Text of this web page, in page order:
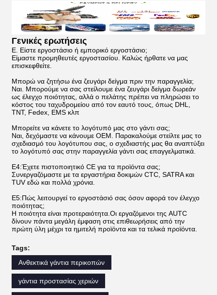
Γενικές ερωτήσεις
Ε. Είστε εργοστάσιο ή εμπορικό εργοστάσιο;
Είμαστε προμηθευτές εργοστασίου. Καλώς ήρθατε να μας
επισκεφθείτε.
Μπορώ να ζητήσω ένα ζευγάρι δείγμα πριν την παραγγελία;
Ναι. Μπορούμε να σας στείλουμε ένα ζευγάρι δείγμα δωρεάν
ως έλεγχο ποιότητας, αλλά ο πελάτης πρέπει να πληρώσει το
κόστος του ταχυδρομείου από τον εαυτό τους, όπως DHL,
TNT, Fedex, EMS κλπ
Μπορείτε να κάνετε το λογότυπό μας στο γάντι σας;
Ναι, δεχόμαστε να κάνουμε OEM. Παρακαλούμε στείλτε μας το
σχεδιασμό του λογότυπου σας, ο σχεδιαστής μας θα αναπτύξει
το λογότυπό σας στην παραγγελία γάντι σας επαγγελματικά.
Ε4:Έχετε πιστοποιητικό CE για τα προϊόντα σας;
Συνεργαζόμαστε με τα εργαστήρια δοκιμών CTC, SATRA και
TUV εδώ και πολλά χρόνια.
Ε5:Πώς λειτουργεί το εργοστάσιό σας όσον αφορά τον έλεγχο
ποιότητας;
Η ποιότητα είναι προτεραιότητα.Οι εργαζόμενοι της AUTC
δίνουν πάντα μεγάλη έμφαση στις επιθεωρήσεις από την
πρώτη ύλη μέχρι τα ημιτελή προϊόντα και τα τελικά προϊόντα.
Tags:
Ανθεκτικά γάντια περικοπών
γάντια προστασίας χεριών